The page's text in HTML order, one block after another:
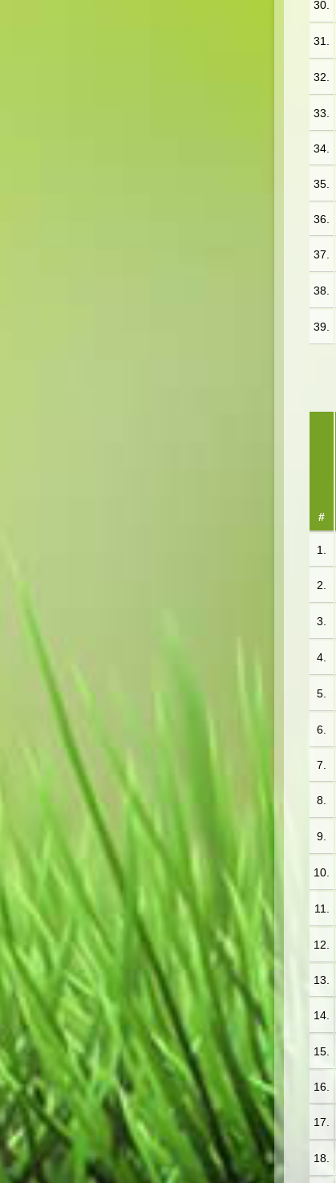
30.
31.
32.
33.
34.
35.
36.
37.
38.
39.
#
1.
2.
3.
4.
5.
6.
7.
8.
9.
10.
11.
12.
13.
14.
15.
16.
17.
18.